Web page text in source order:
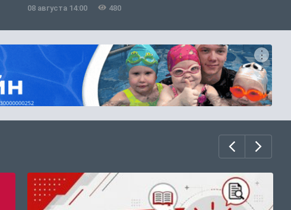
08 августа 14:00 480